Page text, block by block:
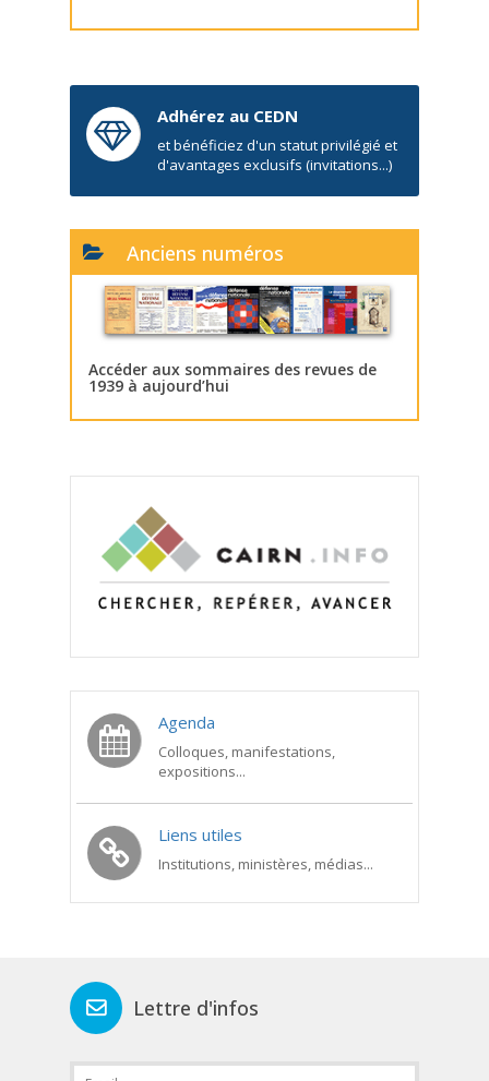
Adhérez au CEDN
et bénéficiez d'un statut privilégié et
d'avantages exclusifs (invitations...)
Anciens numéros
Accéder aux sommaires des revues de
1939 à aujourd’hui
Agenda
Colloques, manifestations,
expositions...
Liens utiles
Institutions, ministères, médias...
Lettre d'infos